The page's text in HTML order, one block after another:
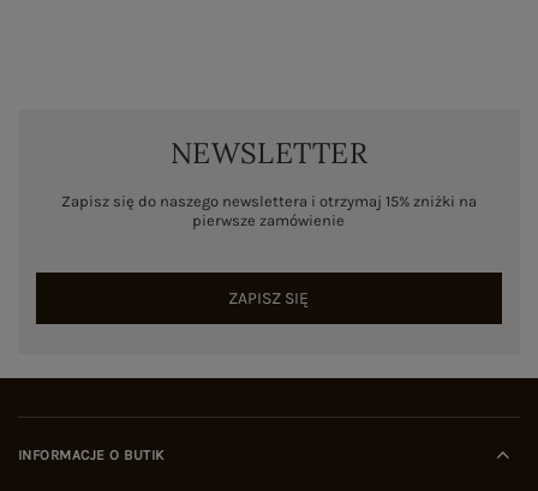
NEWSLETTER
Zapisz się do naszego newslettera i otrzymaj 15% zniżki na
pierwsze zamówienie
ZAPISZ SIĘ
INFORMACJE O BUTIK